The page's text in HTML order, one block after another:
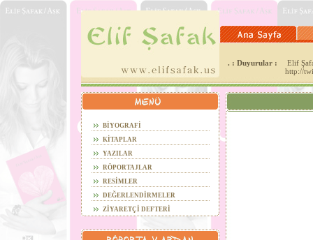
. : Duyurular :
Elif
http://
BİYOGRAFİ
KİTAPLAR
YAZILAR
RÖPORTAJLAR
RESİMLER
DEĞERLENDİRMELER
ZİYARETÇİ DEFTERİ